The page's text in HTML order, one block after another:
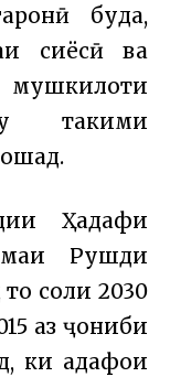
буда,
сиёсӣ ва
таҳкими
Ҳадафи
Рушди
соли 2030
аз ҷониби
ки ҳадафҳои